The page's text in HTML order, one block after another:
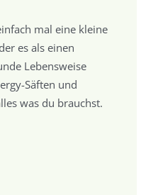
mal eine kleine
es als einen
Lebensweise
Säften und
was du brauchst.